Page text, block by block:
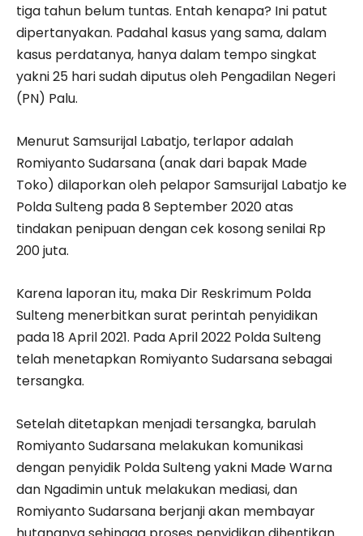
tiga tahun belum tuntas. Entah kenapa? Ini patut
dipertanyakan. Padahal kasus yang sama, dalam
kasus perdatanya, hanya dalam tempo singkat
yakni 25 hari sudah diputus oleh Pengadilan Negeri
(PN) Palu.
Menurut Samsurijal Labatjo, terlapor adalah
Romiyanto Sudarsana (anak dari bapak Made
Toko) dilaporkan oleh pelapor Samsurijal Labatjo ke
Polda Sulteng pada 8 September 2020 atas
tindakan penipuan dengan cek kosong senilai Rp
200 juta.
Karena laporan itu, maka Dir Reskrimum Polda
Sulteng menerbitkan surat perintah penyidikan
pada 18 April 2021. Pada April 2022 Polda Sulteng
telah menetapkan Romiyanto Sudarsana sebagai
tersangka.
Setelah ditetapkan menjadi tersangka, barulah
Romiyanto Sudarsana melakukan komunikasi
dengan penyidik Polda Sulteng yakni Made Warna
dan Ngadimin untuk melakukan mediasi, dan
Romiyanto Sudarsana berjanji akan membayar